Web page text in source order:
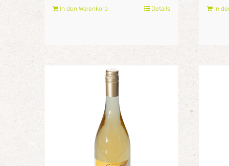
In den Warenkorb Details In